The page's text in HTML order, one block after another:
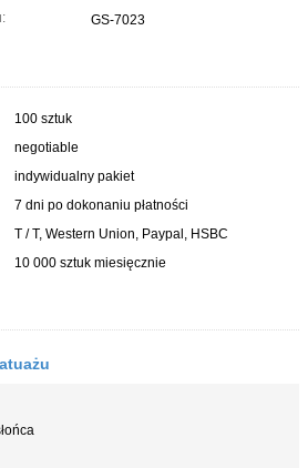
GS-7023
100 sztuk
negotiable
indywidualny pakiet
7 dni po dokonaniu płatności
T / T, Western Union, Paypal, HSBC
10 000 sztuk miesięcznie